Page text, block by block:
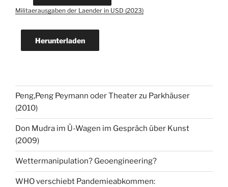
Militaerausgaben der Laender in USD (2023)
Herunterladen
Peng,Peng Peymann oder Theater zu Parkhäuser
(2010)
Don Mudra im Ü-Wagen im Gespräch über Kunst
(2009)
Wettermanipulation? Geoengineering?
WHO verschiebt Pandemieabkommen: